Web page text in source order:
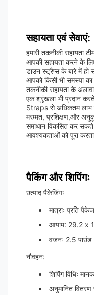
सहायता एवं सेवाएं:
हमारी तकनीकी सहायता
आपकी सहायता करने के
डाउन स्ट्रैप्स के बारे में
आपको किसी भी समस्या
तकनीकी सहायता के
एक श्रृंखला भी प्रदान
Straps से अधिकतम लाभ
मरम्मत, प्रशिक्षण,और
समाधान विकसित कर
आवश्यकताओं को पूरा
पैकिंग और शिपिंगः
उत्पाद पैकेजिंगः
मात्राः प्रति
आयाम: 29.2 x
वजनः 2.5 पाउंड
नौवहन:
शिपिंग विधिः
अनुमानित